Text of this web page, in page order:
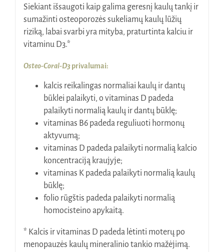
Siekiant išsaugoti kaip galima geresnį kaulų tankį ir
sumažinti osteoporozės sukeliamų kaulų lūžių
riziką, labai svarbi yra mityba, praturtinta kalciu ir
vitaminu D3.*
Osteo-Coral-D3privalumai:
kalcis reikalingas normaliai kaulų ir dantų
būklei palaikyti, o vitaminas D padeda
palaikyti normalią kaulų ir dantų būklę;
vitaminas B6 padeda reguliuoti hormonų
aktyvumą;
vitaminas D padeda palaikyti normalią kalcio
koncentraciją kraujyje;
vitaminas K padeda palaikyti normalią kaulų
būklę;
folio rūgštis padeda palaikyti normalią
homocisteino apykaitą.
* Kalcis ir vitaminas D padeda lėtinti moterų po
menopauzės kaulų mineralinio tankio mažėjimą.